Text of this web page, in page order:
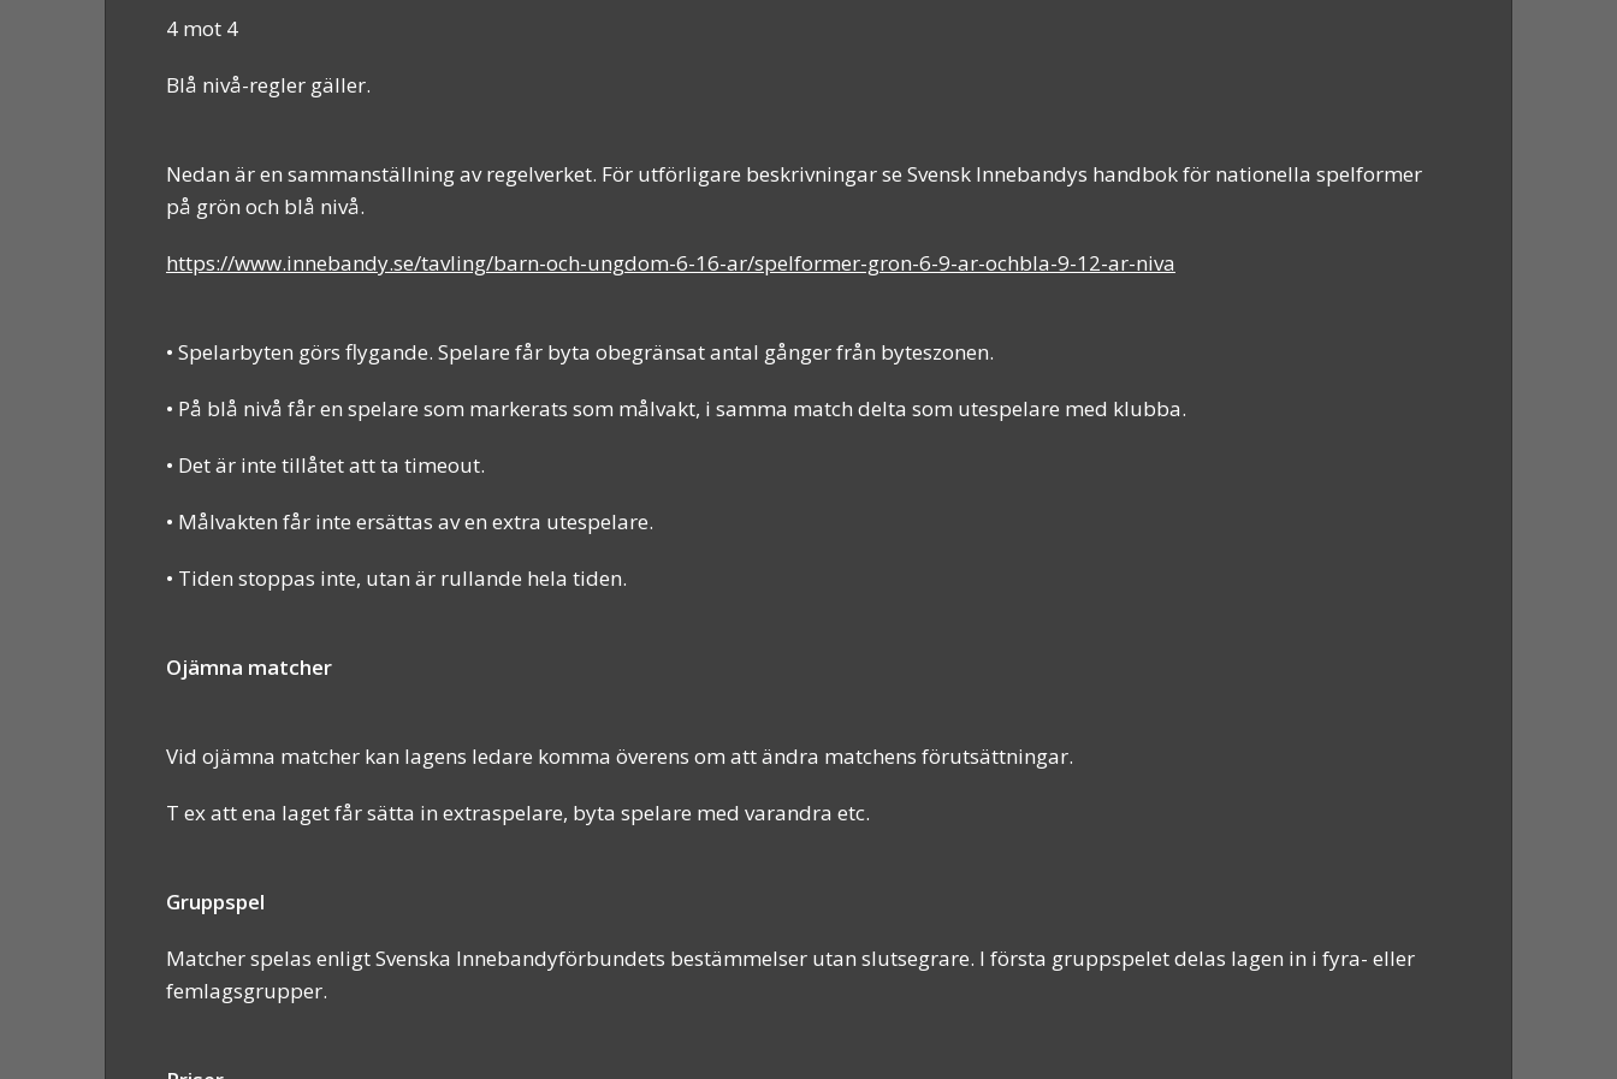
4 mot 4
Blå nivå-regler gäller.
Nedan är en sammanställning av regelverket. För utförligare beskrivningar se Svensk Innebandys handbok för nationella spelformer
på grön och blå nivå.
https://www.innebandy.se/tavling/barn-och-ungdom-6-16-ar/spelformer-gron-6-9-ar-ochbla-9-12-ar-niva
• Spelarbyten görs flygande. Spelare får byta obegränsat antal gånger från byteszonen.
• På blå nivå får en spelare som markerats som målvakt, i samma match delta som utespelare med klubba.
• Det är inte tillåtet att ta timeout.
• Målvakten får inte ersättas av en extra utespelare.
• Tiden stoppas inte, utan är rullande hela tiden.
Ojämna matcher
Vid ojämna matcher kan lagens ledare komma överens om att ändra matchens förutsättningar.
T ex att ena laget får sätta in extraspelare, byta spelare med varandra etc.
Gruppspel
Matcher spelas enligt Svenska Innebandyförbundets bestämmelser utan slutsegrare. I första gruppspelet delas lagen in i fyra- eller
femlagsgrupper.